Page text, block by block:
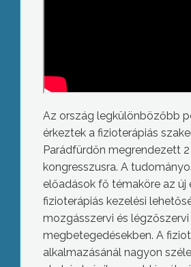
Az ország legkülönbözőbb
érkeztek a fizioterápiás
Parádfürdőn megrendezett
kongresszusra. A
előadások fő témaköre az új
fizioterápiás kezelési
mozgásszervi és légzőszervi
megbetegedésekben. A
alkalmazásánál nagyon